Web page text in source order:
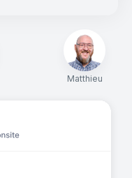
Matthieu